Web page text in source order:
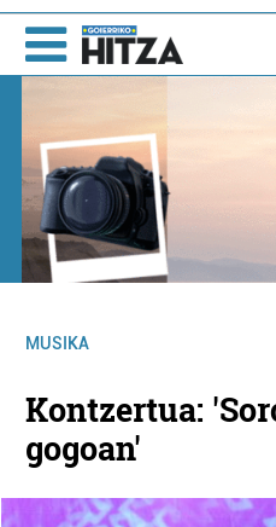
MUSIKA
Kontzertua:
gogoan'